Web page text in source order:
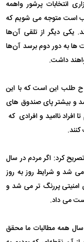
انتخابات پرشور واهمه
است متوجه می شویم که
یکی دیگر از تلقی‌ آن‌ها
ها به دور دوم برسد آن‌ها
داشت.
طلب این است که با این
و بیشتر پای صندوق های
افراد ناامید و افرادی که
کرد: اگر مردم در سال
می شد و شرایط روز به روز
پررنگ تر می شد و
می داد.
همه مطالبات ما محقق